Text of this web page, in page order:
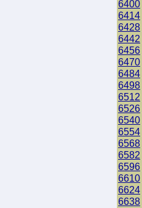
6400
6414
6428
6442
6456
6470
6484
6498
6512
6526
6540
6554
6568
6582
6596
6610
6624
6638